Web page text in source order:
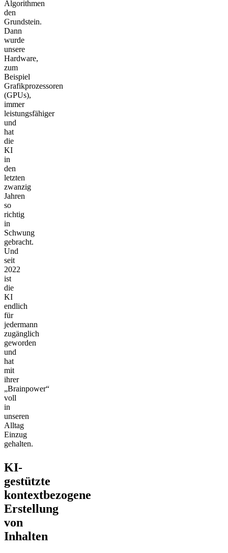
Algorithmen
den
Grundstein.
Dann
wurde
unsere
Hardware,
zum
Beispiel
Grafikprozessoren
(GPUs),
immer
leistungsfähiger
und
hat
die
KI
in
den
letzten
zwanzig
Jahren
so
richtig
in
Schwung
gebracht.
Und
seit
2022
ist
die
KI
endlich
für
jedermann
zugänglich
geworden
und
hat
mit
ihrer
„Brainpower“
voll
in
unseren
Alltag
Einzug
gehalten.
KI-
gestützte
kontextbezogene
Erstellung
von
Inhalten